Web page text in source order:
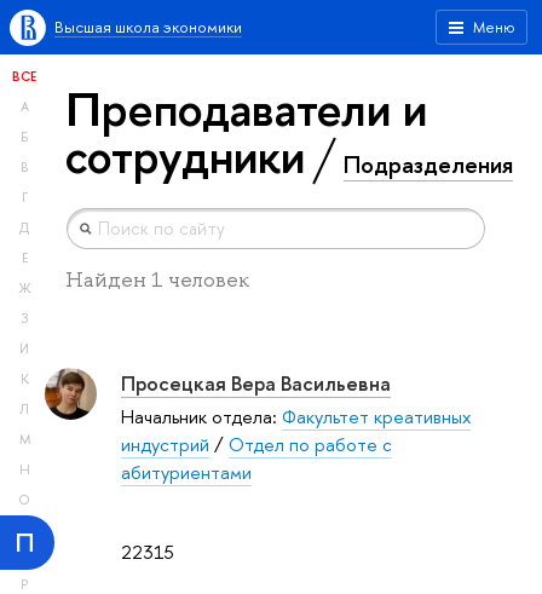
Меню
Высшая школа экономики
ВСЕ
А
Б
В
Г
Д
Е
Ж
З
И
К
Л
М
Н
О
П
Р
Преподаватели и
сотрудники Подразделения
Найден 1 человек
22315
Просецкая Вера Васильевна
Начальник отдела: Факультет креативных
индустрий /Отдел по работе с
абитуриентами